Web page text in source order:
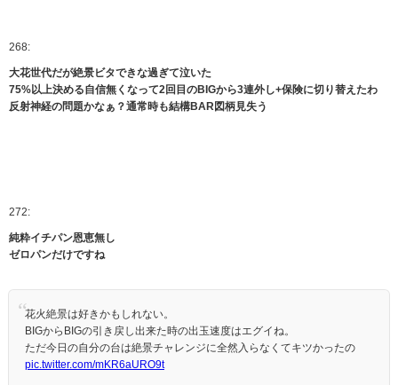
268:
大花世代だが絶景ビタできな過ぎて泣いた
75%以上決める自信無くなって2回目のBIGから3連外し+保険に切り替えたわ
反射神経の問題かなぁ？通常時も結構BAR図柄見失う
272:
純粋イチパン恩恵無し
ゼロパンだけですね
花火絶景は好きかもしれない。
BIGからBIGの引き戻し出来た時の出玉速度はエグイね。
ただ今日の自分の台は絶景チャレンジに全然入らなくてキツかったの
pic.twitter.com/mKR6aURO9t